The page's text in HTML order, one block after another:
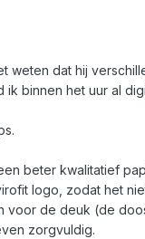
weten dat hij
binnen het uur al
beter kwalitatief
logo, zodat het
de deuk (de
zorgvuldig.